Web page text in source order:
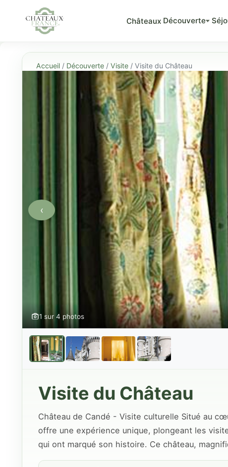
Châteaux Découverte
Accueil / Découverte / Visite / Visite du Château
1 sur 4 photos
‹
Visite du Château
Château de Candé - Visite culturelle Situé au
offre une expérience unique, plongeant les
qui ont marqué son histoire. Ce château,